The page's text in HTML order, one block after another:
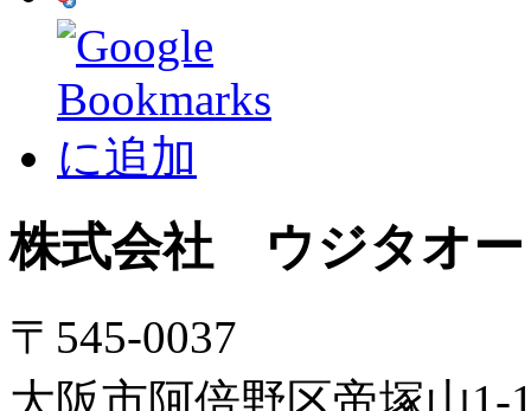
株式会社 ウジタオー
〒545-0037